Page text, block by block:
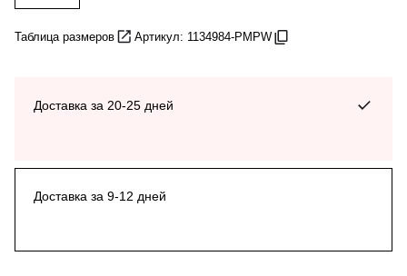
Таблица размеров Артикул: 1134984-PMPW
Доставка за 20-25 дней
Доставка за 9-12 дней